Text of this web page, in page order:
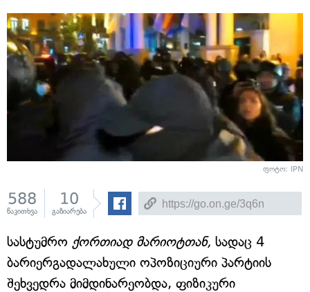
ფოტო: IPN
588
წაკითხვა
10
გაზიარება
სასტუმრო ქორთიად მარიოტთან, სადაც 4
ბარიერგადალახული ოპოზიციური პარტიის
შეხვედრა მიმდინარეობდა, ფიზიკური